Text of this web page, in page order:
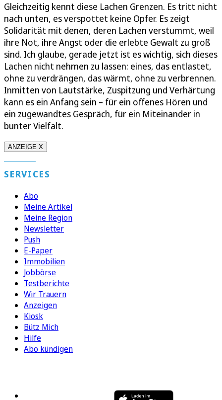
Gleichzeitig kennt diese Lachen Grenzen. Es tritt nicht
nach unten, es verspottet keine Opfer. Es zeigt
Solidarität mit denen, deren Lachen verstummt, weil
ihre Not, ihre Angst oder die erlebte Gewalt zu groß
sind. Ich glaube, gerade jetzt ist es wichtig, sich dieses
Lachen nicht nehmen zu lassen: eines, das entlastet,
ohne zu verdrängen, das wärmt, ohne zu verbrennen.
Inmitten von Lautstärke, Zuspitzung und Verhärtung
kann es ein Anfang sein – für ein offenes Hören und
ein zugewandtes Gespräch, für ein Miteinander in
bunter Vielfalt.
ANZEIGE X
SERVICES
Abo
Meine Artikel
Meine Region
Newsletter
Push
E-Paper
Immobilien
Jobbörse
Testberichte
Wir Trauern
Anzeigen
Kiosk
Bütz Mich
Hilfe
Abo kündigen